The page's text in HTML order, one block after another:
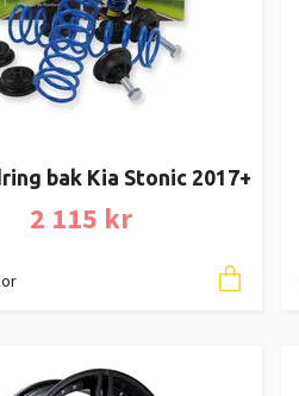
bak Kia Stonic 2017+
2 115 kr